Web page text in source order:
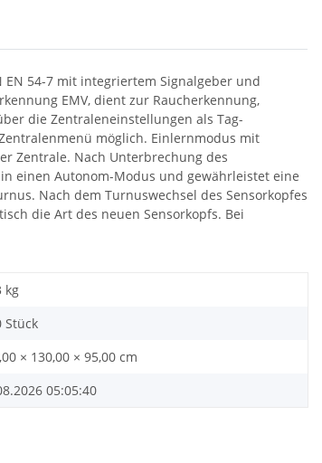
EN 54-7 mit integriertem Signalgeber und
EMV, dient zur Raucherkennung,
die Zentraleneinstellungen als Tag-
möglich. Einlernmodus mit
Zentrale. Nach Unterbrechung des
einen Autonom-Modus und gewährleistet eine
Nach dem Turnuswechsel des Sensorkopfes
die Art des neuen Sensorkopfs. Bei
kg
Stück
× 130,00 × 95,00 cm
05:05:40